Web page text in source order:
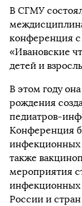
В СГМУ
конференция
«Ивановские
детей и
В этом году
рождения
педиатров-
Конференция
инфекционных
также
мероприятия
инфекционных
России и